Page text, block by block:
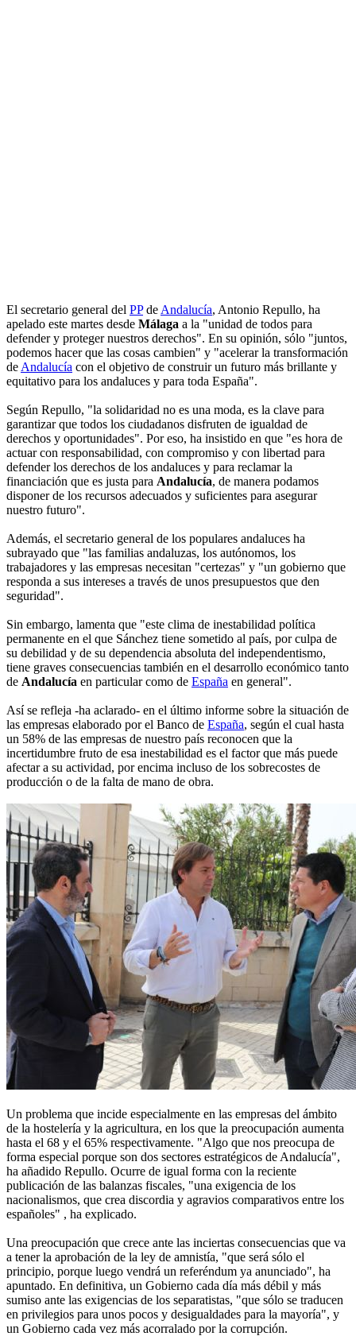
El secretario general del PPde Andalucía, Antonio Repullo, ha
apelado este martes desde Málaga a la "unidad de todos para
defender y proteger nuestros derechos". En su opinión, sólo "juntos,
podemos hacer que las cosas cambien" y "acelerar la transformación
de Andalucía con el objetivo de construir un futuro más brillante y
equitativo para los andaluces y para toda España".
Según Repullo, "la solidaridad no es una moda, es la clave para
garantizar que todos los ciudadanos disfruten de igualdad de
derechos y oportunidades". Por eso, ha insistido en que "es hora de
actuar con responsabilidad, con compromiso y con libertad para
defender los derechos de los andaluces y para reclamar la
financiación que es justa para Andalucía, de manera podamos
disponer de los recursos adecuados y suficientes para asegurar
nuestro futuro".
Además, el secretario general de los populares andaluces ha
subrayado que "las familias andaluzas, los autónomos, los
trabajadores y las empresas necesitan "certezas" y "un gobierno que
responda a sus intereses a través de unos presupuestos que den
seguridad".
Sin embargo, lamenta que "este clima de inestabilidad política
permanente en el que Sánchez tiene sometido al país, por culpa de
su debilidad y de su dependencia absoluta del independentismo,
tiene graves consecuencias también en el desarrollo económico tanto
de Andalucía en particular como de España en general".
Así se refleja -ha aclarado- en el último informe sobre la situación de
las empresas elaborado por el Banco de España, según el cual hasta
un 58% de las empresas de nuestro país reconocen que la
incertidumbre fruto de esa inestabilidad es el factor que más puede
afectar a su actividad, por encima incluso de los sobrecostes de
producción o de la falta de mano de obra.
Un problema que incide especialmente en las empresas del ámbito
de la hostelería y la agricultura, en los que la preocupación aumenta
hasta el 68 y el 65% respectivamente. "Algo que nos preocupa de
forma especial porque son dos sectores estratégicos de Andalucía",
ha añadido Repullo. Ocurre de igual forma con la reciente
publicación de las balanzas fiscales, "una exigencia de los
nacionalismos, que crea discordia y agravios comparativos entre los
españoles" , ha explicado.
Una preocupación que crece ante las inciertas consecuencias que va
a tener la aprobación de la ley de amnistía, "que será sólo el
principio, porque luego vendrá un referéndum ya anunciado", ha
apuntado. En definitiva, un Gobierno cada día más débil y más
sumiso ante las exigencias de los separatistas, "que sólo se traducen
en privilegios para unos pocos y desigualdades para la mayoría", y
un Gobierno cada vez más acorralado por la corrupción.